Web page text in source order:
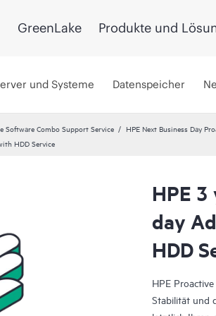
GreenLake Produkte und
und Systeme Datenspeicher
Software Combo Support Service
HPE Next Business Day
HDD Service
HPE 3
day
HDD
HPE
Stabilität und